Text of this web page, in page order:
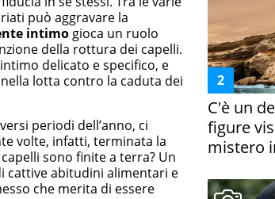
può aggravare la
intimo gioca un ruolo
della rottura dei capelli.
delicato e specifico, e
lotta contro la caduta dei
periodi dell’anno, ci
volte, infatti, terminata la
sono finite a terra? Un
cattive abitudini alimentari e
che merita di essere
C'è un
figure
mistero